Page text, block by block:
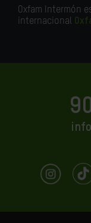
Oxfam Intermón
internacional